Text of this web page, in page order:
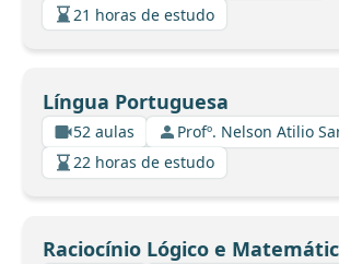
21 horas de estudo
Língua Portuguesa
52 aulas
Profº. Nelson Atilio
22 horas de estudo
Raciocínio Lógico e